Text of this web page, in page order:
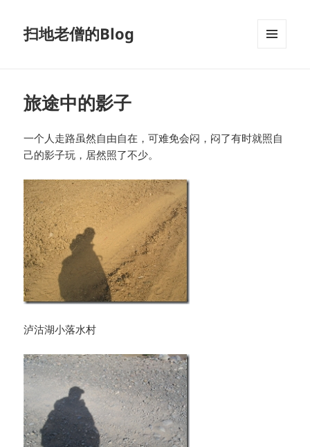
扫地老僧的Blog
旅途中的影子
一个人走路虽然自由自在，可难免会闷，闷了有时就照自
己的影子玩，居然照了不少。
泸沽湖小落水村